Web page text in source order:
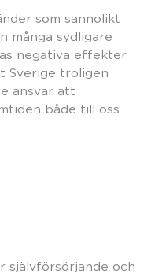
som sannolikt
många sydligare
negativa effekter
Sverige troligen
ansvar att
både till oss
självförsörjande och